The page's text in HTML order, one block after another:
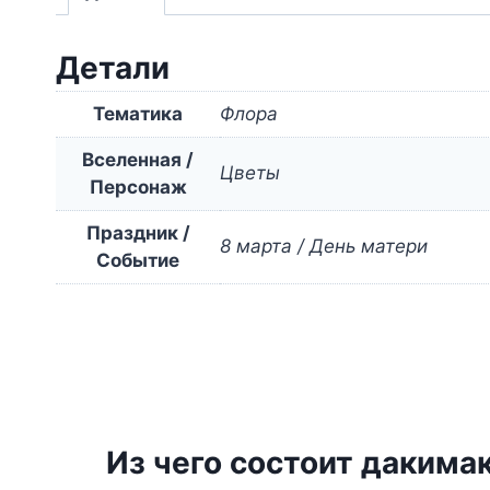
Детали
Тематика Флора
Вселенная /
Персонаж
Цветы
Праздник /
Событие
8 марта / День матери
Из чего состоит